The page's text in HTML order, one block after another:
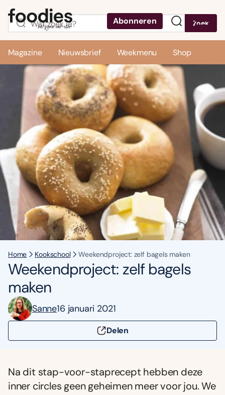
Abonneren Zoek
Magazine Nieuwsbrief Weekmenu Shop
Home Kookschool Weekendproject: zelf bagels maken
Weekendproject: zelf bagels
maken
Sanne16 januari 2021
Delen
Na dit stap-voor-staprecept hebben deze
inner circles geen geheimen meer voor jou. We